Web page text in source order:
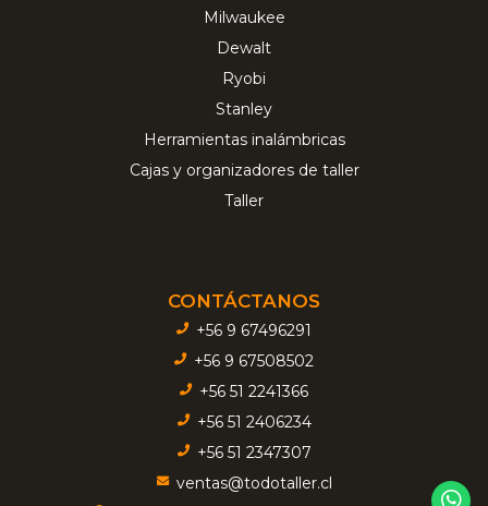
Milwaukee
Dewalt
Ryobi
Stanley
Herramientas inalámbricas
Cajas y organizadores de taller
Taller
CONTÁCTANOS
+56 9 67496291
+56 9 67508502
+56 51 2241366
+56 51 2406234
+56 51 2347307
ventas@todotaller.cl